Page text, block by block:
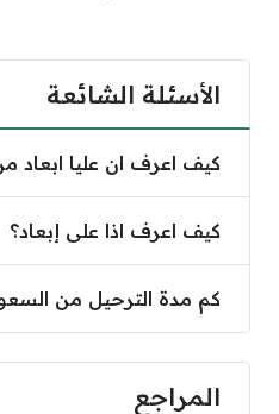
الأسئلة الشائعة
كيف اعرف ان عليا ابعاد
كيف اعرف اذا على إبعاد؟
كم مدة الترحيل من
المراجع